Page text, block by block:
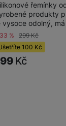
řemínky
produkty
vysoce odolný,
% 299Kč
100 Kč
Kč